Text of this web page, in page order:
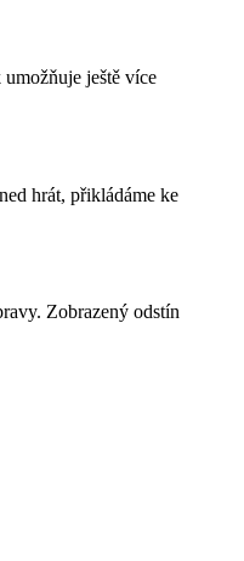
ještě více
hrát, přikládáme ke
Zobrazený odstín